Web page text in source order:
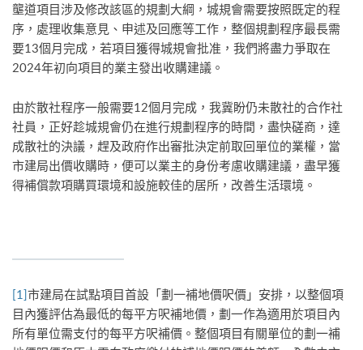
壟道項目涉及修改該區的規劃大綱，城規會需要按照既定的程
序，處理收集意見、申述及回應等工作，整個規劃程序最長需
要13個月完成，若項目獲得城規會批准，我們將盡力爭取在
2024年初向項目的業主發出收購建議。
由於散社程序一般需要12個月完成，我冀盼仍未散社的合作社
社員，正好趁城規會仍在進行規劃程序的時間，盡快磋商，達
成散社的決議，趕及政府作出審批決定前取回單位的業權，當
市建局出價收購時，便可以業主的身份考慮收購建議，盡早獲
得補償款項購買環境和設施較佳的居所，改善生活環境。
[1]市建局在試點項目首設「劃一補地價呎價」安排，以整個項
目內獲評估為最低的每平方呎補地價，劃一作為適用於項目內
所有單位需支付的每平方呎補價。整個項目有關單位的劃一補